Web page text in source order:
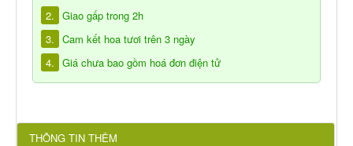
2. Giao gấp trong 2h
3. Cam kết hoa tươi trên 3 ngày
4. Giá chưa bao gồm hoá đơn điện tử
THÔNG TIN THÊM